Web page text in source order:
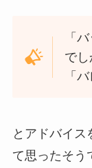
「
でし
「
とアドバイス
て思ったそう